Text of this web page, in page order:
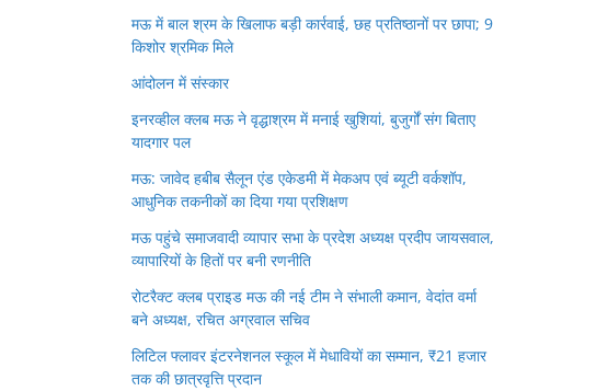
मऊ में बाल श्रम के खिलाफ बड़ी कार्रवाई, छह प्रतिष्ठानों पर छापा; 9
किशोर श्रमिक मिले
आंदोलन में संस्कार
इनरव्हील क्लब मऊ ने वृद्धाश्रम में मनाई खुशियां, बुजुर्गों संग बिताए
यादगार पल
मऊ: जावेद हबीब सैलून एंड एकेडमी में मेकअप एवं ब्यूटी वर्कशॉप,
आधुनिक तकनीकों का दिया गया प्रशिक्षण
मऊ पहुंचे समाजवादी व्यापार सभा के प्रदेश अध्यक्ष प्रदीप जायसवाल,
व्यापारियों के हितों पर बनी रणनीति
रोटरैक्ट क्लब प्राइड मऊ की नई टीम ने संभाली कमान, वेदांत वर्मा
बने अध्यक्ष, रचित अग्रवाल सचिव
लिटिल फ्लावर इंटरनेशनल स्कूल में मेधावियों का सम्मान, ₹21 हजार
तक की छात्रवृत्ति प्रदान